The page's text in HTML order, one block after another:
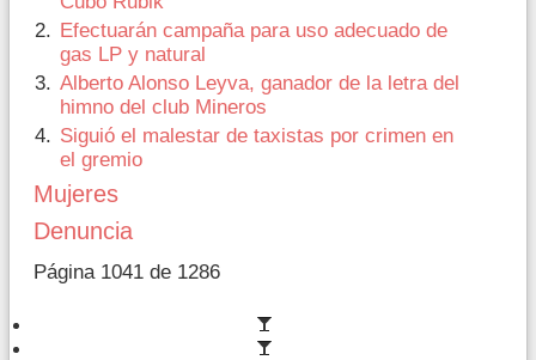
Efectuarán campaña para uso adecuado de
gas LP y natural
Alberto Alonso Leyva, ganador de la letra del
himno del club Mineros
Siguió el malestar de taxistas por crimen en
el gremio
Mujeres
Denuncia
Página 1041 de 1286